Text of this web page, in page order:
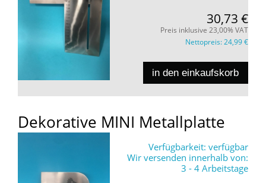
30,73 €
Preis inklusive 23,00% VAT
Nettopreis:24,99 €
in den einkaufskorb
Dekorative MINI Metallplatte
Verfügbarkeit: verfügbar
Wir versenden innerhalb von:
3 - 4 Arbeitstage